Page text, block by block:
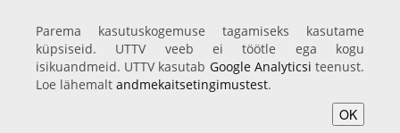
30.06.11
Parema kasutuskogemuse tagamiseks kasutame
küpsiseid. UTTV veeb ei töötle ega kogu
isikuandmeid. UTTV kasutab Google Analyticsi teenust.
Loe lähemalt andmekaitsetingimustest.
OK